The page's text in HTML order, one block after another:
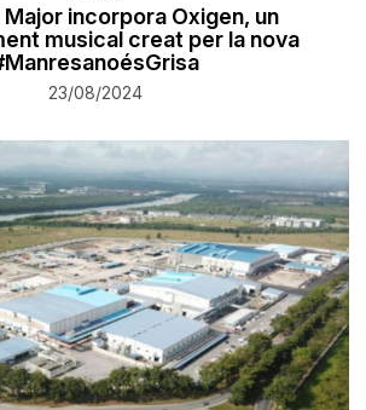
Major incorpora Oxigen, un
musical creat per la nova
23/08/2024